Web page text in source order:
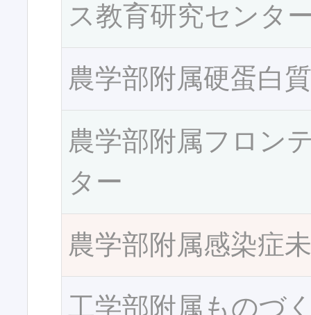
ス教育研究センタ
農学部附属硬蛋白
農学部附属フロン
ター
農学部附属感染症
工学部附属ものづ